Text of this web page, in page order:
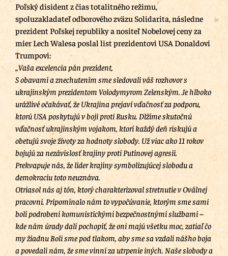
Poľský disident z čias totalitného režimu,
spoluzakladateľ odborového zväzu Solidarita, následne
prezident Poľskej republiky a nositeľ Nobelovej ceny za
mier Lech Walesa poslal list prezidentovi USA Donaldovi
Trumpovi:
„Vaša excelencia pán prezident,
S obavami a znechutením sme sledovali váš rozhovor s
ukrajinským prezidentom Volodymyrom Zelenským. Je hlboko
urážlivé očakávať, že Ukrajina prejaví vďačnosť za podporu,
ktorú USA poskytujú v boji proti Rusku. Dlžíme skutočnú
vďačnosť ukrajinským vojakom, ktorí každý deň riskujú a
obetujú svoje životy za hodnoty slobody. Už viac ako 11 rokov
bojujú za nezávislosť krajiny proti Putinovej agresii.
Prekvapuje nás, že líder krajiny symbolizujúcej slobodu a
demokraciu toto neuznáva.
Otriasol nás aj tón, ktorý charakterizoval stretnutie v Oválnej
pracovni. Pripomínalo nám to vypočúvanie, ktorým sme sami
boli podrobení komunistickými bezpečnostnými službami –
kde nám úrady dali pochopiť, že oni majú všetku moc, zatiaľ čo
my žiadnu Boli sme pod tlakom, aby sme sa vzdali nášho boja
a povedali nám, že sme vinní za utrpenie iných. Naše slobody a